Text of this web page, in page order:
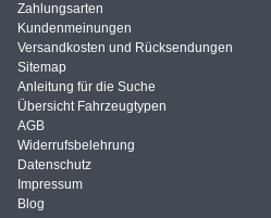
Zahlungsarten
Kundenmeinungen
Versandkosten und Rücksendungen
Sitemap
Anleitung für die Suche
Übersicht Fahrzeugtypen
AGB
Widerrufsbelehrung
Datenschutz
Impressum
Blog